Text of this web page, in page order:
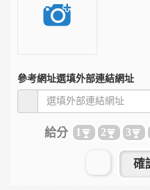
參考網址選填外部連結網址
給分 1 2 3